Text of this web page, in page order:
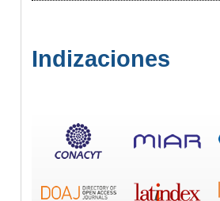
Indizaciones